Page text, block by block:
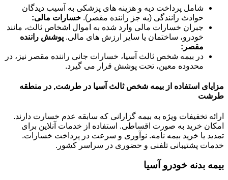
شامل پرداخت دیه و هزینه های پزشکی به آسیب دیدگان
حوادث رانندگی (به جز راننده مقصر). خسارات مالی:
جبران خسارات مالی وارد شده به اموال اشخاص ثالث، مانند
خودرو، ساختمان یا سایر ارزش های مالی. پوشش راننده
مقصر:
در بیمه شخص ثالث آسیا، خسارات جانی راننده مقصر نیز، در
محدوده معین، تحت پوشش قرار می گیرد.
مزایای استفاده از بیمه شخص ثالث آسیا در طرشت, در منطقه
طرشت
ارائه تخفیفات ویژه به بیمه گزارانی که سابقه عدم خسارت دارند.
امکان خرید به صورت اقساطی. استفاده از خدمات آنلاین برای
تمدید یا خرید بیمه نامه. نوآوری و سرعت در پرداخت خسارات.
خدمات پشتیبانی تلفنی و حضوری در سراسر کشور.
بیمه بدنه خودرو آسیا